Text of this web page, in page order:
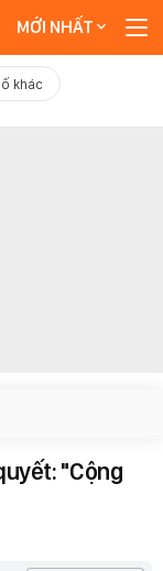
MỚI NHẤT
khác
"Cộng